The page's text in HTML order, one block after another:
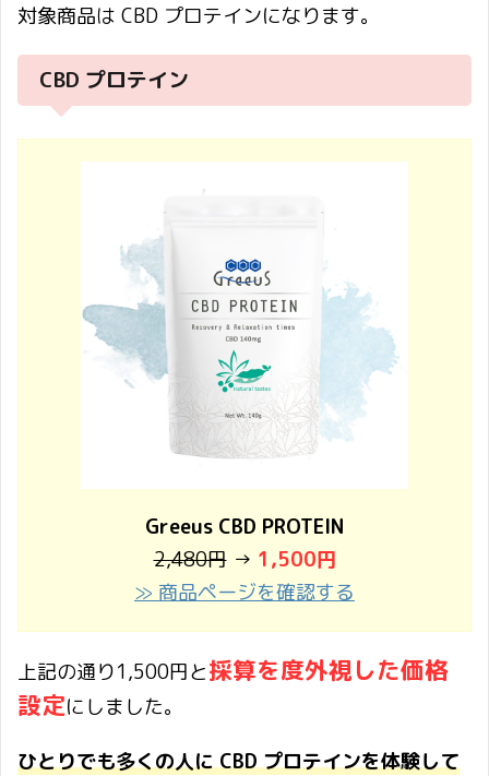
対象商品は CBD プロテインになります。
CBD プロテイン
Greeus CBD PROTEIN
2,480円→ 1,500円
≫ 商品ページを確認する
上記の通り1,500円と採算を度外視した価格
設定にしました。
ひとりでも多くの人に CBD プロテインを体験して